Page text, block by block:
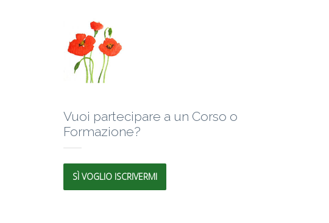
Vuoi partecipare a un Corso o
Formazione?
SÌ VOGLIO ISCRIVERMI